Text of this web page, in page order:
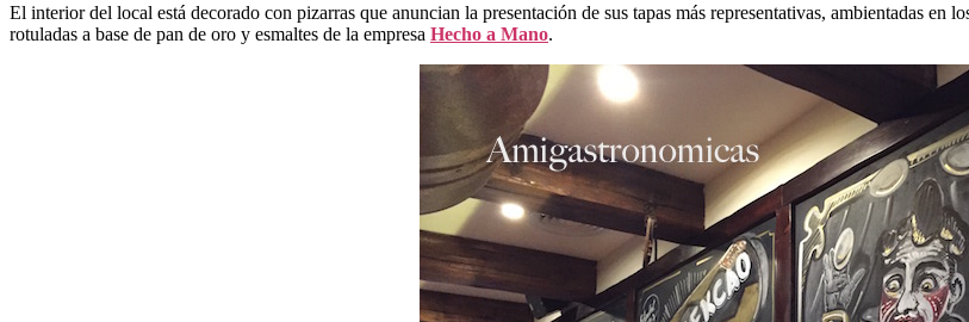
El interior del local está decorado con pizarras que anuncian la presentación de sus tapas más representativas, ambientadas en
rotuladas a base de pan de oro y esmaltes de la empresa Hecho a Mano.